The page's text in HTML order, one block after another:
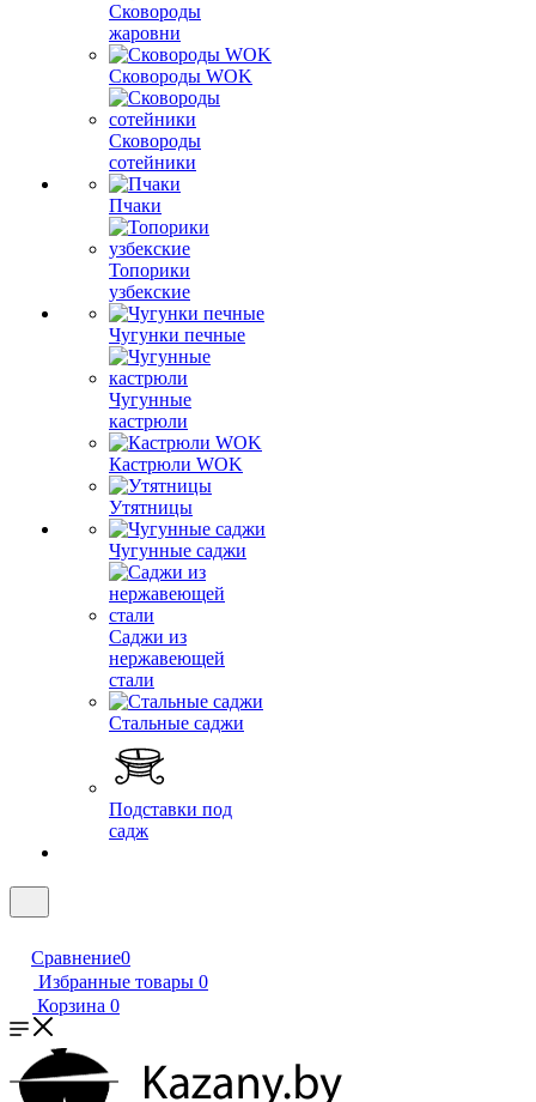
Сковороды
жаровни
Сковороды WOK
Сковороды
сотейники
Пчаки
Топорики
узбекские
Чугунки печные
Чугунные
кастрюли
Кастрюли WOK
Утятницы
Чугунные саджи
Саджи из
нержавеющей
стали
Стальные саджи
Подставки под
садж
Сравнение0
Избранные товары 0
Корзина 0